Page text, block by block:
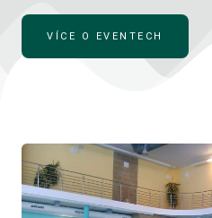
VÍCE O EVENTECH